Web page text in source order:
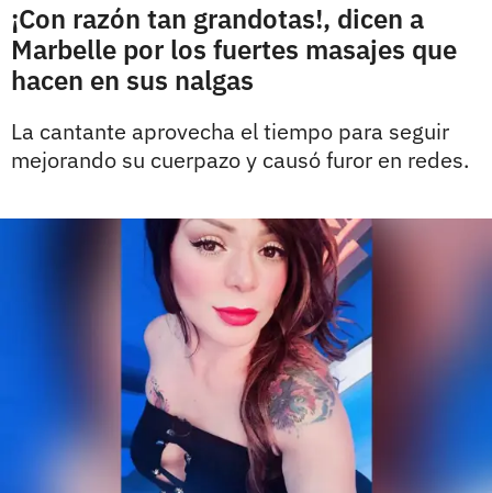
¡Con razón tan grandotas!, dicen a
Marbelle por los fuertes masajes que
hacen en sus nalgas
La cantante aprovecha el tiempo para seguir
mejorando su cuerpazo y causó furor en redes.